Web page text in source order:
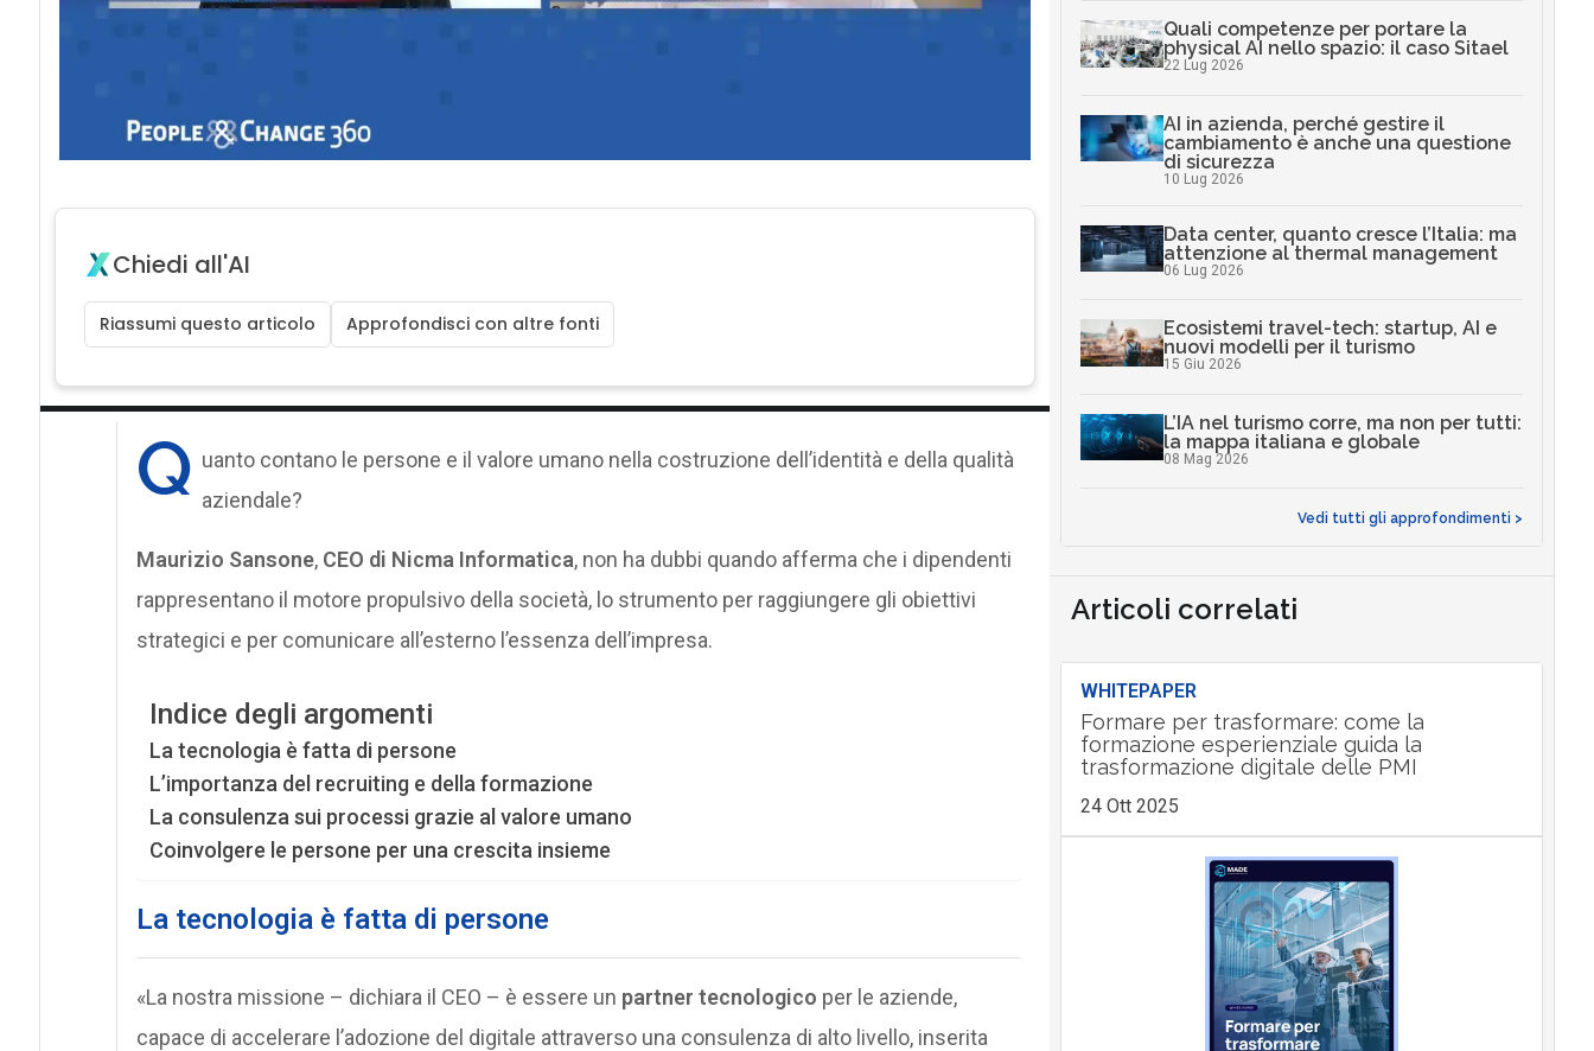
Chiedi all'AI
Riassumi questo articolo Approfondisci con altre fonti
Q uanto contano le persone e il valore umano nella costruzione dell’identità e della qualità
aziendale?
Maurizio Sansone, CEO di Nicma Informatica, non ha dubbi quando afferma che i dipendenti
rappresentano il motore propulsivo della società, lo strumento per raggiungere gli obiettivi
strategici e per comunicare all’esterno l’essenza dell’impresa.
Indice degli argomenti
La tecnologia è fatta di persone
L’importanza del recruiting e della formazione
La consulenza sui processi grazie al valore umano
Coinvolgere le persone per una crescita insieme
La tecnologia è fatta di persone
«La nostra missione – dichiara il CEO – è essere un partner tecnologico per le aziende,
capace di accelerare l’adozione del digitale attraverso una consulenza di alto livello, inserita
Quali competenze per portare la
physical AI nello spazio: il caso Sitael
22 Lug 2026
AI in azienda, perché gestire il
cambiamento è anche una questione
di sicurezza
10 Lug 2026
Data center, quanto cresce l’Italia: ma
attenzione al thermal management
06 Lug 2026
Ecosistemi travel-tech: startup, AI e
nuovi modelli per il turismo
15 Giu 2026
L’IA nel turismo corre, ma non per tutti:
la mappa italiana e globale
08 Mag 2026
Vedi tutti gli approfondimenti >
Articoli correlati
WHITEPAPER
Formare per trasformare: come la
formazione esperienziale guida la
trasformazione digitale delle PMI
24 Ott 2025